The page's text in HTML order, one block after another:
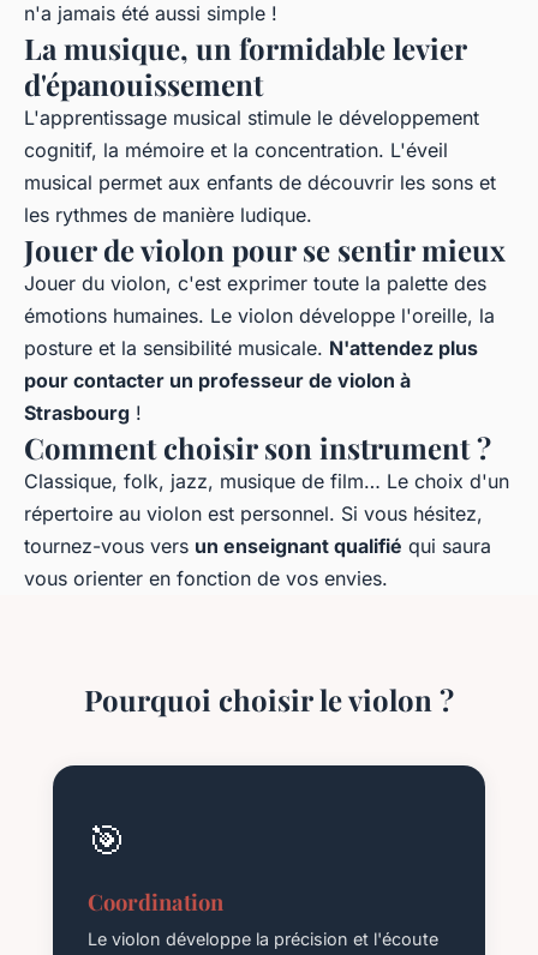
n'a jamais été aussi simple !
La musique, un formidable levier
d'épanouissement
L'apprentissage musical stimule le développement
cognitif, la mémoire et la concentration. L'éveil
musical permet aux enfants de découvrir les sons et
les rythmes de manière ludique.
Jouer de violon pour se sentir mieux
Jouer du violon, c'est exprimer toute la palette des
émotions humaines. Le violon développe l'oreille, la
posture et la sensibilité musicale. N'attendez plus
pour contacter un professeur de violon à
Strasbourg !
Comment choisir son instrument ?
Classique, folk, jazz, musique de film… Le choix d'un
répertoire au violon est personnel. Si vous hésitez,
tournez-vous vers un enseignant qualifié qui saura
vous orienter en fonction de vos envies.
Pourquoi choisir le violon ?
🎯
Coordination
Le violon développe la précision et l'écoute